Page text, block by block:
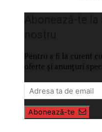
Pentru a fi la curent
oferte și anunțuri
Abonează-te